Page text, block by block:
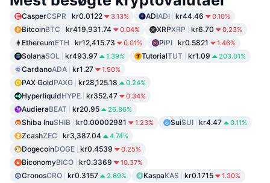
CasperCSPR kr0.0122 3.13% ADIADI kr44.46 0.10%
BitcoinBTC kr419,931.74 0.04% XRPXRP kr6.70 0.23%
EthereumETH kr12,415.73 0.01% PiPI kr0.5821 1.46%
SolanaSOL kr493.97 1.39% TutorialTUT kr1.09 203.01%
CardanoADA kr1.27 1.50%
PAX GoldPAXG kr28,125.18 0.24%
HyperliquidHYPE kr352.47 0.34%
AudieraBEAT kr20.95 26.86%
Shiba InuSHIB kr0.00002981 1.23% SuiSUI kr4.47 0.11%
ZcashZEC kr3,387.04 4.74%
DogecoinDOGE kr0.4539 0.25%
BiconomyBICO kr0.3369 10.37%
CronosCRO kr0.3157 2.69% KaspaKAS kr0.1715 1.30%